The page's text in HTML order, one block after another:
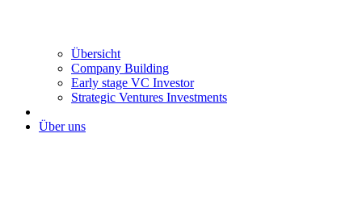
Übersicht
Company Building
Early stage VC Investor
Strategic Ventures Investments
Über uns